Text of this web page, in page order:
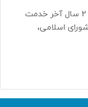
برقراری مستمری بازنشستگان بر مبنای میانگین 2 سال آخر خدمت
اسلامی،